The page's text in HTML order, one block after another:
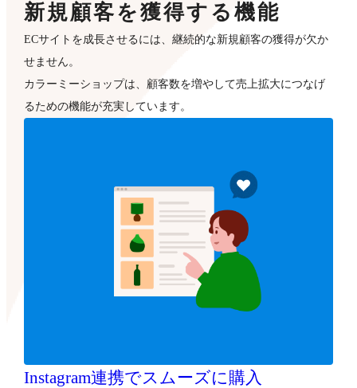
新規顧客を獲得する機能
ECサイトを成長させるには、継続的な新規顧客の獲得が欠か
せません。
カラーミーショップは、顧客数を増やして売上拡大につなげ
るための機能が充実しています。
Instagram連携でスムーズに購入